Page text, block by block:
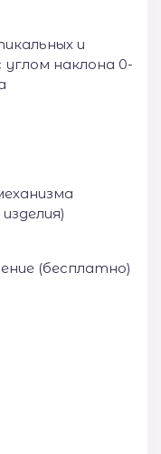
и
наклона 0-
(бесплатно)